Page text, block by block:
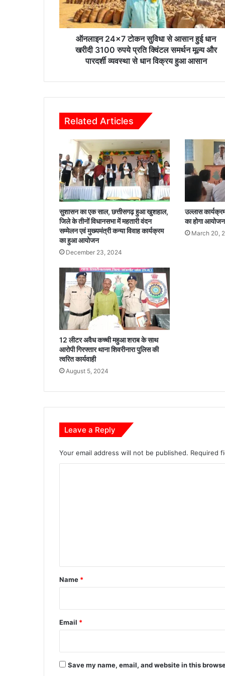
4
×
7
वि
आ
ई
धा
न
ख
री
3
1
0
0
प
प्र
ति
क्विं
ट
स
म
न
औ
र
द
हु
आ
आ
न
ऑनलाइन 24×7 टोकन सुविधा से आसान हुई धान
खरीदी 3100 रुपये प्रति क्विंटल समर्थन मूल्य और
पारदर्शी व्यवस्था से धान विक्रय हुआ आसान
Related Articles
सुशासन का एक साल, छत्तीसगढ़ हुआ खुशहाल,
जिले के तीनों विधानसभा में महतारी वंदन
सम्मेलन एवं मुख्यमंत्री कन्या विवाह कार्यक्रम
का हुआ आयोजन
December 23, 2024
उल्लास
का होगा आयोजन
March 20,
12 लीटर अवैध कच्ची महुआ शराब के साथ
आरोपी गिरफ्तार थाना शिवरीनारा पुलिस की
त्वरित कार्यवाही
August 5, 2024
Leave a Reply
Your email address will not be published. Required
*
Name *
Email *
Save my name, email, and website in this